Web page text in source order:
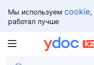
Мы используем cookie,
работал лучше